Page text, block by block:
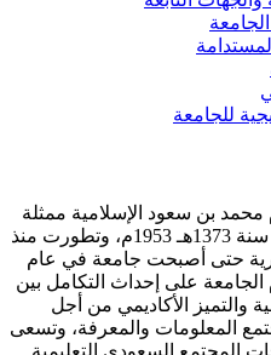
للجامعة
بن سعود الإسلامية ممثلة
في كلية الشريعة في سنة 1373هـ 1953م، وتطورت منذ
حتى أصبحت جامعة في عام
، وتقوم الجامعة على إحداث التكامل بين
والتميز الأكاديمي من أجل
المعلومات والمعرفة، وتسعى
المجتمع السعودي التعليمية